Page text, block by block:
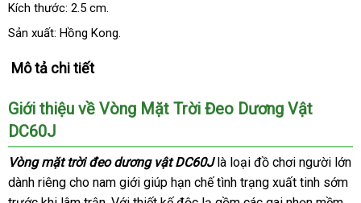
Kích thước: 2.5 cm.
Sản xuất: Hồng Kong.
Mô tả chi tiết
Giới thiệu về Vòng Mặt Trời Đeo Dương Vật
DC60J
Vòng mặt trời đeo dương vật DC60J là loại đồ chơi người lớn
dành Pháp
riêng cho nam giới giúp hạn chế tình trạng xuất tinh sớm